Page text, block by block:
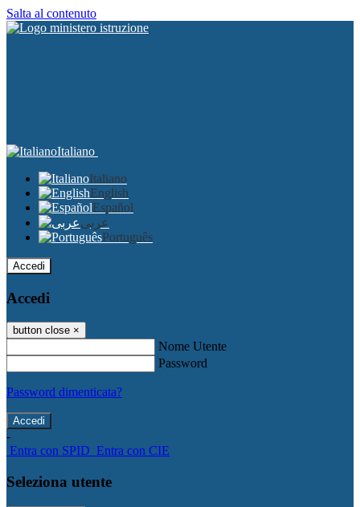
Salta al contenuto
Italiano
Italiano
English
Español
عربى
Português
Accedi
Accedi
button close ×
Nome Utente
Password
Password dimenticata?
-
Entra con SPID Entra con CIE
Seleziona utente